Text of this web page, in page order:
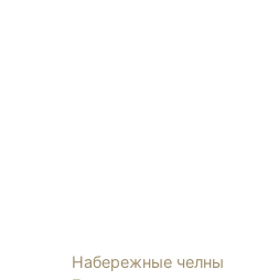
Набережные челны